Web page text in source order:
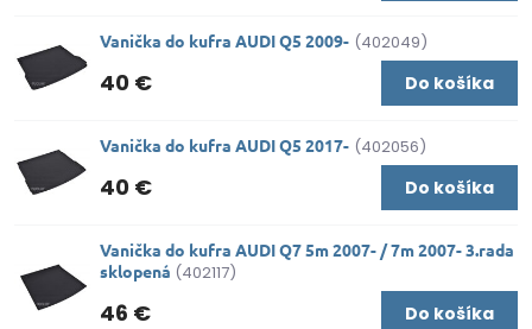
Vanička do kufra AUDI Q5 2009- (402049)
40 € Do košíka
Vanička do kufra AUDI Q5 2017- (402056)
40 € Do košíka
Vanička do kufra AUDI Q7 5m 2007- / 7m 2007- 3.rada
sklopená (402117)
46 € Do košíka